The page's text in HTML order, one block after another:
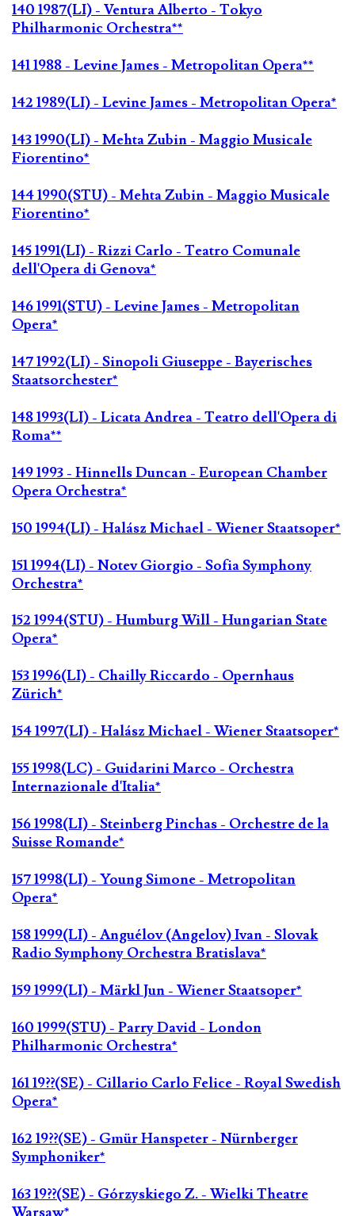
140 1987(LI) - Ventura Alberto - Tokyo
Philharmonic Orchestra**
141 1988 - Levine James - Metropolitan Opera**
142 1989(LI) - Levine James - Metropolitan Opera*
143 1990(LI) - Mehta Zubin - Maggio Musicale
Fiorentino*
144 1990(STU) - Mehta Zubin - Maggio Musicale
Fiorentino*
145 1991(LI) - Rizzi Carlo - Teatro Comunale
dell'Opera di Genova*
146 1991(STU) - Levine James - Metropolitan
Opera*
147 1992(LI) - Sinopoli Giuseppe - Bayerisches
Staatsorchester*
148 1993(LI) - Licata Andrea - Teatro dell'Opera di
Roma**
149 1993 - Hinnells Duncan - European Chamber
Opera Orchestra*
150 1994(LI) - Halász Michael - Wiener Staatsoper*
151 1994(LI) - Notev Giorgio - Sofia Symphony
Orchestra*
152 1994(STU) - Humburg Will - Hungarian State
Opera*
153 1996(LI) - Chailly Riccardo - Opernhaus
Zürich*
154 1997(LI) - Halász Michael - Wiener Staatsoper*
155 1998(LC) - Guidarini Marco - Orchestra
Internazionale d'Italia*
156 1998(LI) - Steinberg Pinchas - Orchestre de la
Suisse Romande*
157 1998(LI) - Young Simone - Metropolitan
Opera*
158 1999(LI) - Anguélov (Angelov) Ivan - Slovak
Radio Symphony Orchestra Bratislava*
159 1999(LI) - Märkl Jun - Wiener Staatsoper*
160 1999(STU) - Parry David - London
Philharmonic Orchestra*
161 19??(SE) - Cillario Carlo Felice - Royal Swedish
Opera*
162 19??(SE) - Gmür Hanspeter - Nürnberger
Symphoniker*
163 19??(SE) - Górzyskiego Z. - Wielki Theatre
Warsaw*